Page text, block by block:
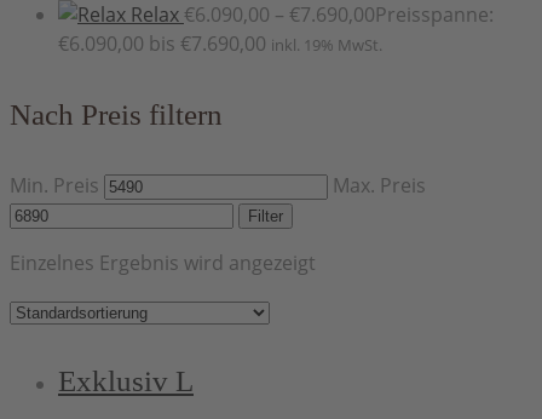
Relax €6.090,00 – €7.690,00Preisspanne:
€6.090,00 bis €7.690,00 inkl. 19% MwSt.
Nach Preis filtern
Min. Preis Max. Preis
Filter
Einzelnes Ergebnis wird angezeigt
Exklusiv L